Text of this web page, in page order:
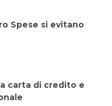
Spese si evitano
carta di credito e